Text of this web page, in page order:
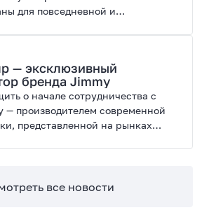
для повседневной и
модернизации.
— эксклюзивный
бренда Jimmy
о начале сотрудничества с
— производителем современной
представленной на рынках
все новости